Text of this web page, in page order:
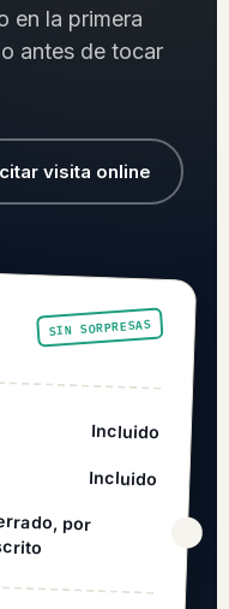
en la primera
antes de tocar
visita online
SIN SORPRESAS
Incluido
Incluido
por